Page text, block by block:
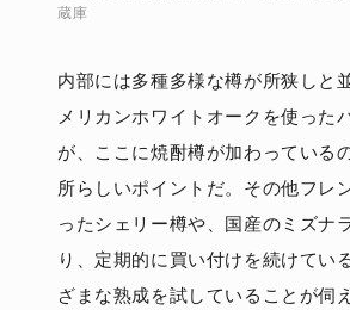
蔵庫
内部には多種多様な樽が所狭しと
メリカンホワイトオークを使った
が、ここに焼酎樽が加わっている
所らしいポイントだ。その他フレ
ったシェリー樽や、国産のミズナ
り、定期的に買い付けを続けてい
ざまな熟成を試していることが伺